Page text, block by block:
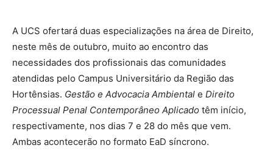
A UCS ofertará duas especializações na área de Direito,
neste mês de outubro, muito ao encontro das
necessidades dos profissionais das comunidades
atendidas pelo Campus Universitário da Região das
Hortênsias. Gestão e Advocacia Ambiental e Direito
Processual Penal Contemporâneo Aplicado têm início,
respectivamente, nos dias 7 e 28 do mês que vem.
Ambas acontecerão no formato EaD síncrono.